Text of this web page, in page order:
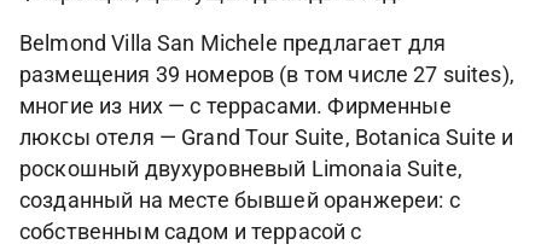
Belmond Villa San Michele предлагает для
размещения 39 номеров (в том числе 27 suites),
многие из них — с террасами. Фирменные
люксы отеля — Grand Tour Suite, Botanica Suite и
роскошный двухуровневый Limonaia Suite,
созданный на месте бывшей оранжереи: с
собственным садом и террасой с